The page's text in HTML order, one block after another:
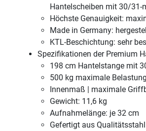
Hantelscheiben mit 30/31-
Höchste Genauigkeit:
Made in Germany:
KTL-Beschichtung: sehr
Spezifikationen der Premium
198 cm Hantelstange mit
500 kg maximale Belastung
Innenmaß | maximale
Gewicht: 11,6 kg
Aufnahmelänge: je 32 cm
Gefertigt aus Qualitätsstahl